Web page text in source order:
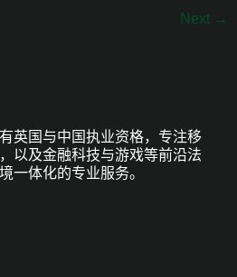
Next →
英国与中国执业资格，专注移
以及金融科技与游戏等前沿法
一体化的专业服务。